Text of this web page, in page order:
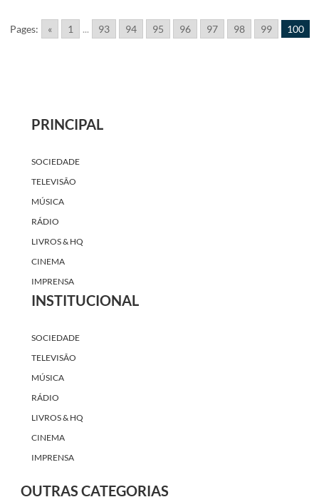
Pages: « 1 ... 93 94 95 96 97 98 99 100
PRINCIPAL
SOCIEDADE
TELEVISÃO
MÚSICA
RÁDIO
LIVROS & HQ
CINEMA
IMPRENSA
INSTITUCIONAL
SOCIEDADE
TELEVISÃO
MÚSICA
RÁDIO
LIVROS & HQ
CINEMA
IMPRENSA
OUTRAS CATEGORIAS